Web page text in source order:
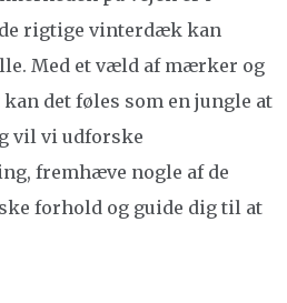
rigtige vinterdæk kan
Med et væld af mærker og
det føles som en jungle at
vil vi udforske
fremhæve nogle af de
forhold og guide dig til at